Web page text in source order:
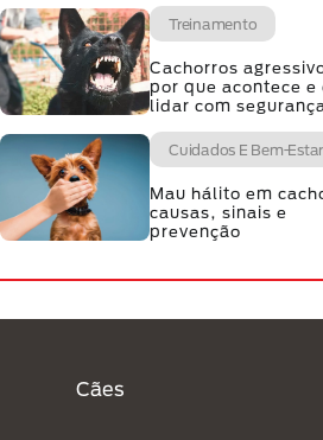
Treinamento
Cachorros
por que acontece e
lidar com segurança
Cuidados E Bem-Estar
Mau hálito em
causas, sinais e
prevenção
Cães